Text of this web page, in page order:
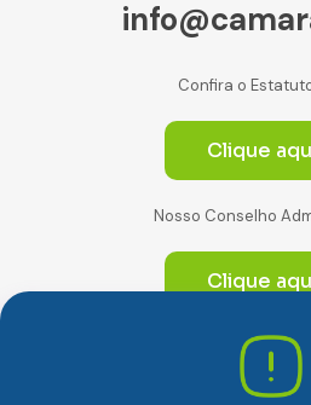
Confira o
Clique
Nosso Conselho
Clique
Av. Paulista, 2064. Conjunto
CEP 01310-928